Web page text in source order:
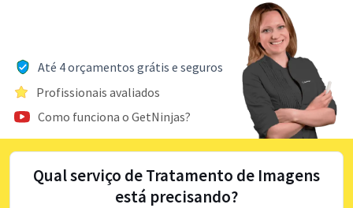
Até 4 orçamentos grátis e seguros
Profissionais avaliados
Como funciona o GetNinjas?
Qual serviço de Tratamento de Imagens
está precisando?